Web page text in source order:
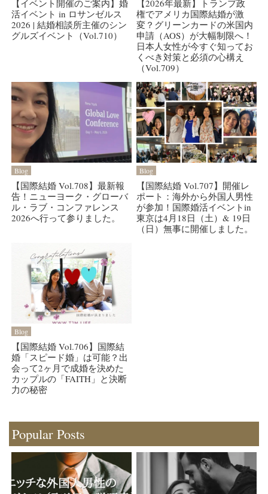
【イベント開催のご案内】婚
活イベント in ロサンゼルス
2026 | 結婚相談所主催のシン
グルズイベント（Vol.710）
【2026年最新】トランプ政
権でアメリカ国際結婚が激
変？グリーンカードの米国内
申請（AOS）が大幅制限へ！
日本人女性が今すぐ知ってお
くべき対策と必須の心構え
（Vol.709）
Blog
【国際結婚 Vol.708】最新報
告！ニューヨーク・グローバ
ル・ラブ・コンファレンス
2026へ行って参りました。
Blog
【国際結婚 Vol.707】開催レ
ポート：海外から外国人男性
が参加！国際婚活イベントin
東京は4月18日（土）& 19日
（日）無事に開催しました。
Blog
【国際結婚 Vol.706】国際結
婚「スピード婚」は可能？出
会って2ヶ月で成婚を決めた
カップルの「FAITH」と決断
力の秘密
Popular Posts